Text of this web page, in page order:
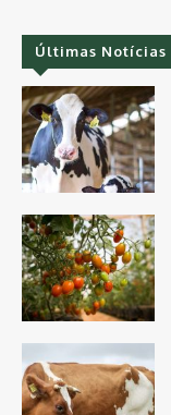
Últimas Notícias